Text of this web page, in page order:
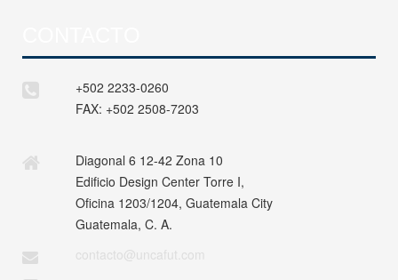
+502 2233-0260
FAX: +502 2508-7203
Diagonal 6 12-42 Zona 10
Edificio Design Center Torre I,
Oficina 1203/1204, Guatemala City
Guatemala, C. A.
contacto@uncafut.com